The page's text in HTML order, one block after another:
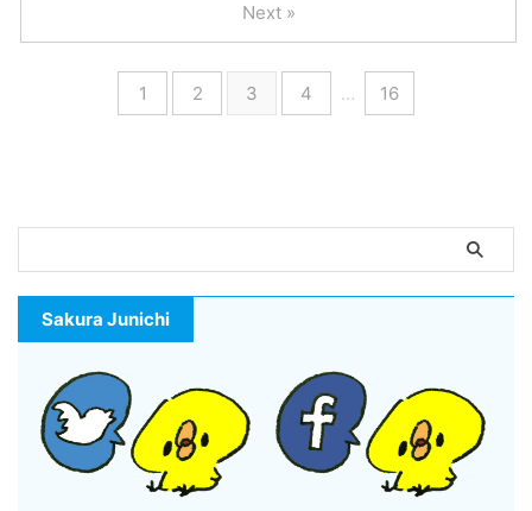
1 2 3 4 … 16
Next »
Sakura Junichi